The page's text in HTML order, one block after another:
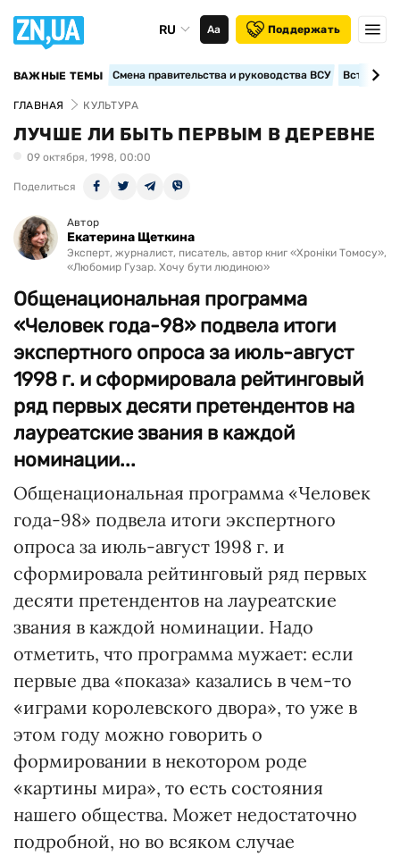
RU Аа Поддержать
ВАЖНЫЕ ТЕМЫ Смена правительства и руководства ВСУ
ГЛАВНАЯ КУЛЬТУРА
ЛУЧШЕ ЛИ БЫТЬ ПЕРВЫМ В ДЕРЕВНЕ
09 октября, 1998, 00:00
Поделиться
Автор
Екатерина Щеткина
Эксперт, журналист, писатель, автор книг «Хроніки Томосу»,
«Любомир Гузар. Хочу бути людиною»
Общенациональная программа
«Человек года-98» подвела итоги
экспертного опроса за июль-август
1998 г. и сформировала рейтинговый
ряд первых десяти претендентов на
лауреатские звания в каждой
номинации...
Общенациональная программа «Человек
года-98» подвела итоги экспертного
опроса за июль-август 1998 г. и
сформировала рейтинговый ряд первых
десяти претендентов на лауреатские
звания в каждой номинации. Надо
отметить, что программа мужает: если
первые два «показа» казались в чем-то
«играми королевского двора», то уже в
этом году можно говорить о
формировании в некотором роде
«картины мира», то есть состояния
нашего общества. Может недостаточно
подробной, но во всяком случае